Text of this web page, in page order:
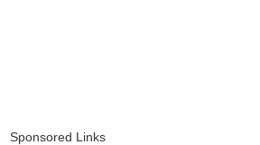
Sponsored Links